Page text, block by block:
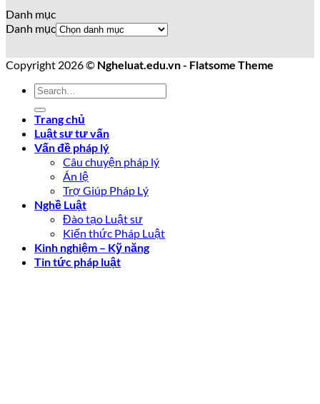
Danh mục
Danh mục
Copyright 2026 © Ngheluat.edu.vn - Flatsome Theme
Trang chủ
Luật sư tư vấn
Vấn đề pháp lý
Câu chuyện pháp lý
Án lệ
Trợ Giúp Pháp Lý
Nghề Luật
Đào tạo Luật sư
Kiến thức Pháp Luật
Kinh nghiệm – Kỹ năng
Tin tức pháp luật